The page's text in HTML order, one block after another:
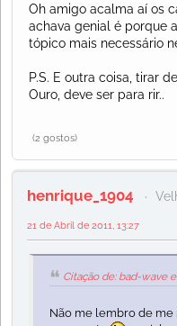
Oh amigo acalma aí os
achava genial é porque
tópico mais necessário
P.S. E outra coisa, tirar
Ouro, deve ser para rir..
(2 gostos)
henrique_1904
21 de Abril de 2011, 13:27
Citação de: bad-wave
Não me lembro de